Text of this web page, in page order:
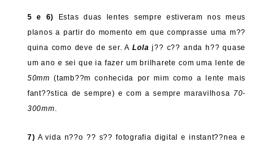
5 e 6) Estas duas lentes sempre estiveram nos meus
planos a partir do momento em que comprasse uma m??
quina como deve de ser. ALola j?? c?? anda h?? quase
um ano e sei que ia fazer um brilharete com uma lente de
50mm (tamb??m conhecida por mim como a lente mais
fant??stica de sempre) e com a sempre maravilhosa 70-
300mm.
7) A vida n??o ?? s?? fotografia digital e instant??nea e